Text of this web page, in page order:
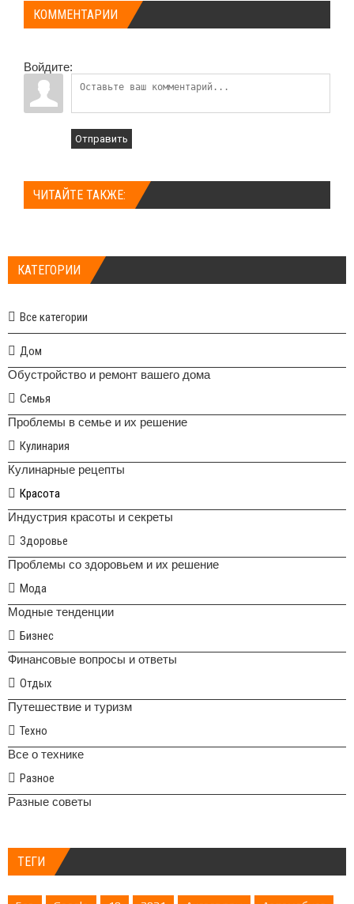
КОММЕНТАРИИ
Войдите:
Отправить
ЧИТАЙТЕ ТАКЖЕ:
КАТЕГОРИИ
Все категории
Дом
Обустройство и ремонт вашего дома
Семья
Проблемы в семье и их решение
Кулинария
Кулинарные рецепты
Красота
Индустрия красоты и секреты
Здоровье
Проблемы со здоровьем и их решение
Мода
Модные тенденции
Бизнес
Финансовые вопросы и ответы
Отдых
Путешествие и туризм
Техно
Все о технике
Разное
Разные советы
ТЕГИ